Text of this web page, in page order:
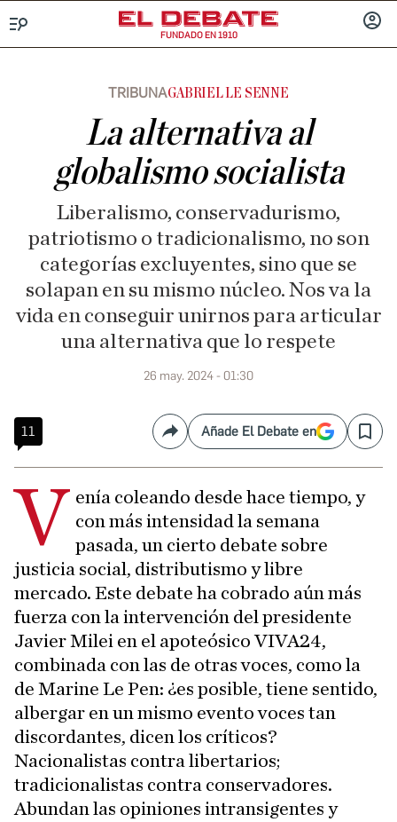
FUNDADO EN 1910
TRIBUNAGABRIEL LE SENNE
La alternativa al
globalismo socialista
Liberalismo, conservadurismo,
patriotismo o tradicionalismo, no son
categorías excluyentes, sino que se
solapan en su mismo núcleo. Nos va la
vida en conseguir unirnos para articular
una alternativa que lo respete
26 may. 2024 - 01:30
11 CompartirAñade El Debate en Save
V enía coleando desde hace tiempo, y
con más intensidad la semana
pasada, un cierto debate sobre
justicia social, distributismo y libre
mercado. Este debate ha cobrado aún más
fuerza con la intervención del presidente
Javier Milei en el apoteósico VIVA24,
combinada con las de otras voces, como la
de Marine Le Pen: ¿es posible, tiene sentido,
albergar en un mismo evento voces tan
discordantes, dicen los críticos?
Nacionalistas contra libertarios;
tradicionalistas contra conservadores.
Abundan las opiniones intransigentes y